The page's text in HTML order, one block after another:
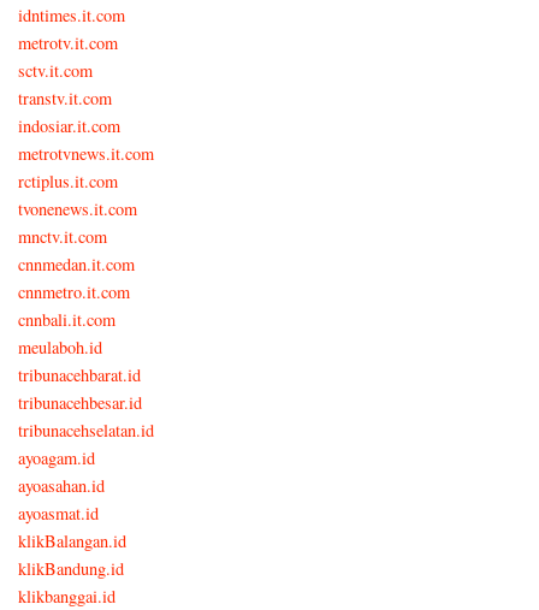
idntimes.it.com
metrotv.it.com
sctv.it.com
transtv.it.com
indosiar.it.com
metrotvnews.it.com
rctiplus.it.com
tvonenews.it.com
mnctv.it.com
cnnmedan.it.com
cnnmetro.it.com
cnnbali.it.com
meulaboh.id
tribunacehbarat.id
tribunacehbesar.id
tribunacehselatan.id
ayoagam.id
ayoasahan.id
ayoasmat.id
klikBalangan.id
klikBandung.id
klikbanggai.id